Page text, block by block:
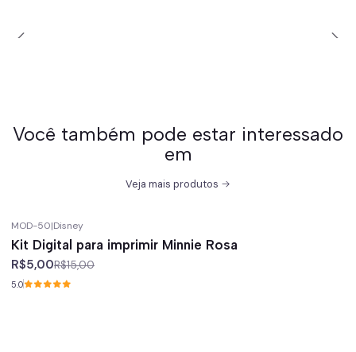
Você também pode estar interessado
em
Veja mais produtos
MOD-50|Disney
Kit Digital para imprimir Minnie Rosa
R$5,00R$15,00
5.0